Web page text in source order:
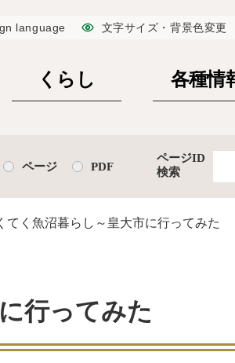
language 文字サイズ・背景色変更
くらし 各種情
ページ PDF
ページID
検索
てく魚沼暮らし～皇大市に行ってみた
行ってみた